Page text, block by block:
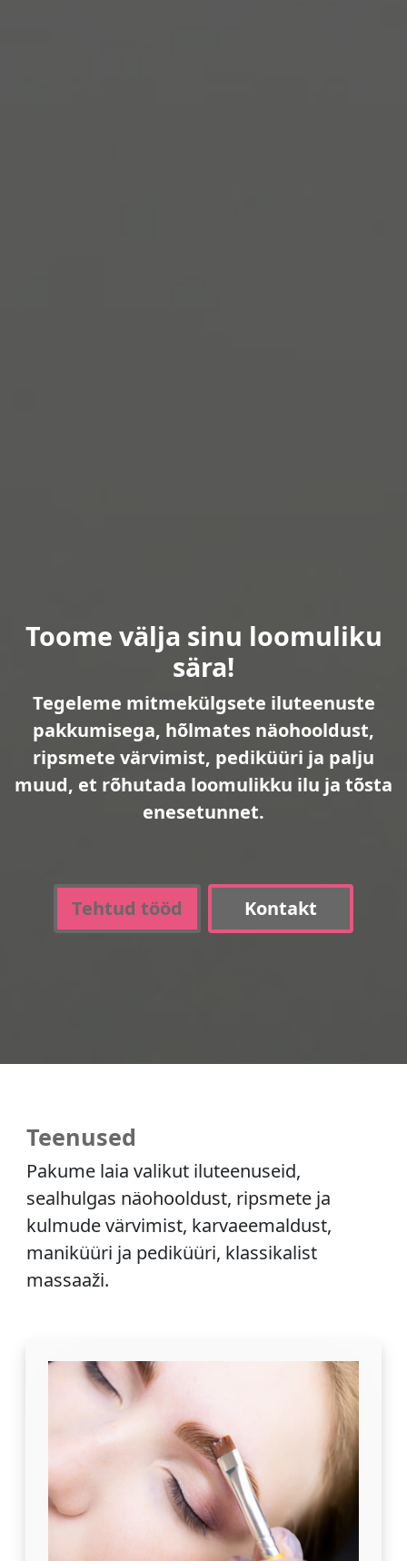
Toome välja sinu loomuliku
sära!
Tegeleme mitmekülgsete iluteenuste
pakkumisega, hõlmates näohooldust,
ripsmete värvimist, pediküüri ja palju
muud, et rõhutada loomulikku ilu ja tõsta
enesetunnet.
Tehtud tööd Kontakt
Teenused
Pakume laia valikut iluteenuseid,
sealhulgas näohooldust, ripsmete ja
kulmude värvimist, karvaeemaldust,
maniküüri ja pediküüri, klassikalist
massaaži.